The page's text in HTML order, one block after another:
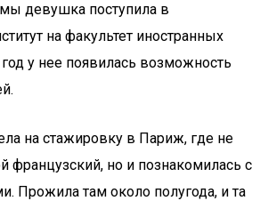
девушка поступила в
на факультет иностранных
у нее появилась возможность
на стажировку в Париж, где не
французский, но и познакомилась с
Прожила там около полугода, и та